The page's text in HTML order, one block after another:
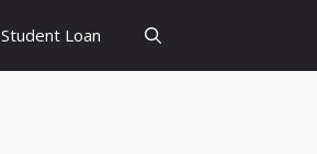
Student Loan